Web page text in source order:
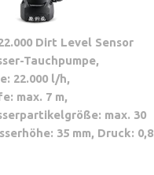
Dirt Level Sensor
Tauchpumpe,
22.000 l/h,
max. 7 m,
max. 30
35 mm, Druck: 0,8